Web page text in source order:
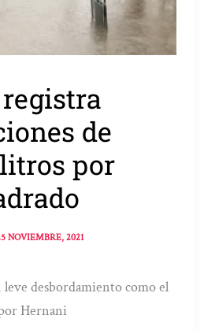
de
por
NOVIEMBRE, 2021
leve desbordamiento como el
Hernani